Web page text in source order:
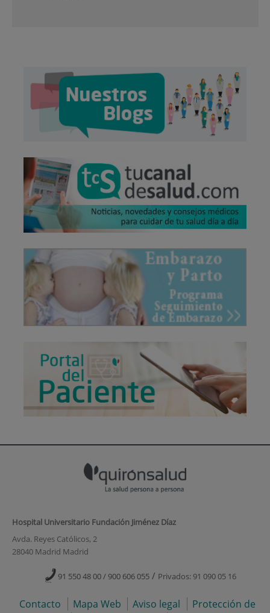
Hospital Universitario Fundación Jiménez Díaz
Avda. Reyes Católicos, 2
28040 Madrid Madrid
91 550 48 00 / 900 606 055 / Privados: 91 090 05 16
Contacto Mapa Web Aviso legal
Protección de